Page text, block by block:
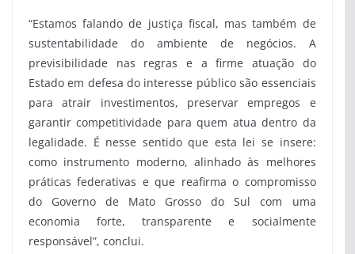
“Estamos falando de justiça fiscal, mas também de
sustentabilidade do ambiente de negócios. A
previsibilidade nas regras e a firme atuação do
Estado em defesa do interesse público são essenciais
para atrair investimentos, preservar empregos e
garantir competitividade para quem atua dentro da
legalidade. É nesse sentido que esta lei se insere:
como instrumento moderno, alinhado às melhores
práticas federativas e que reafirma o compromisso
do Governo de Mato Grosso do Sul com uma
economia forte, transparente e socialmente
responsável”, conclui.